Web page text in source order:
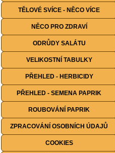
TĚLOVÉ SVÍCE - NĚCO VÍCE
NĚCO PRO ZDRAVÍ
ODRŮDY SALÁTU
VELIKOSTNÍ TABULKY
PŘEHLED - HERBICIDY
PŘEHLED - SEMENA PAPRIK
ROUBOVÁNÍ PAPRIK
ZPRACOVÁNÍ OSOBNÍCH ÚDAJŮ
COOKIES